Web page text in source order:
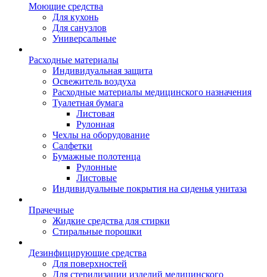
Моющие средства
Для кухонь
Для санузлов
Универсальные
Расходные материалы
Индивидуальная защита
Освежитель воздуха
Расходные материалы медицинского назначения
Туалетная бумага
Листовая
Рулонная
Чехлы на оборудование
Салфетки
Бумажные полотенца
Рулонные
Листовые
Индивидуальные покрытия на сиденья унитаза
Прачечные
Жидкие средства для стирки
Стиральные порошки
Дезинфицирующие средства
Для поверхностей
Для стерилизации изделий медицинского